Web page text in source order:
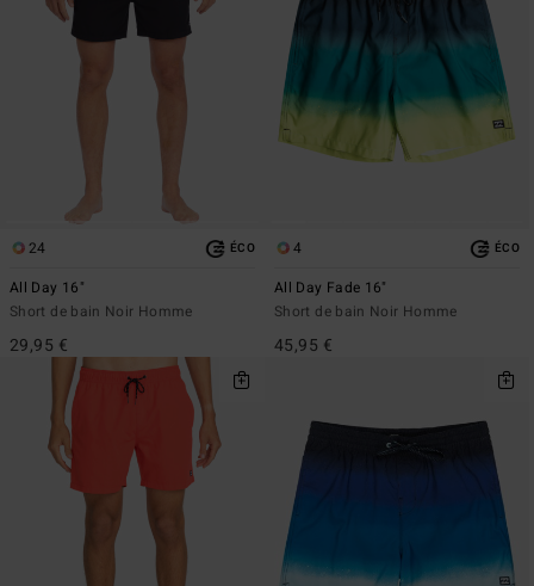
24 ÉCO
All Day 16"
Short de bain Noir Homme
29,95 €
4 ÉCO
All Day Fade 16"
Short de bain Noir Homme
45,95 €